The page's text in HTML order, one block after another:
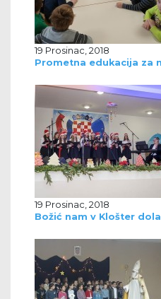
19 Prosinac, 2018
Prometna edukacija za
19 Prosinac, 2018
Božić nam v Klošter